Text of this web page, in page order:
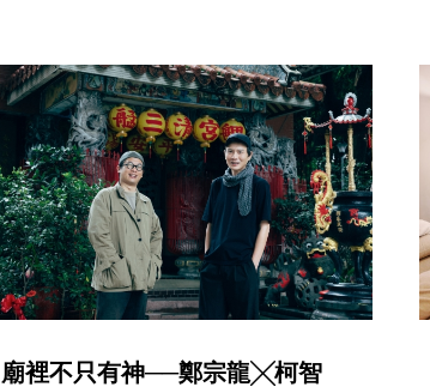
廟裡不只有神──鄭宗龍╳柯智